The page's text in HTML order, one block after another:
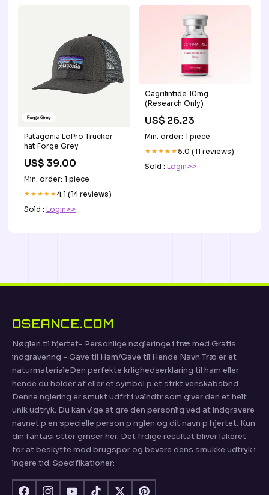
Patagonia LoPro Trucker
hat Forge Grey
US$ 39.00
Min. order: 1 piece
★★★★★4.1 (14 reviews)
Sold : Login>>
Cagrilintide 10mg
(Research Only)
US$ 26.23
Min. order: 1 piece
★★★★★5.0 (11 reviews)
Sold : Login>>
OSEANCE.COM
Nøglen til hjertet- Personlige nøgleringe i træ med Gratis
indgravering - Gave til Ham/Gave til Hende Navn Træ er et
naturmaterialeDen perfekte krlighedserklaring til ham eller
hende du holder af eller et symbol p et strkt venskabsbnd
Denne nglering er smukt udfrt i valndtr som giver den et helt
unik udtryk. Du kan vlge at gre den personlig ved at indgravere
navnet p en specielle person p nglen og dit navn p hjertet. Kun
din fantasi stter grnser her. Det frdige resultat bliver lakeret
for at beskytte mod brugspor og bevare dens smukke udtryk i
lngere tid. Specifikationer: